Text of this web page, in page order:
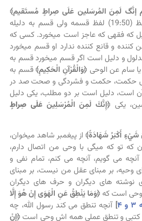
إنَّگ لَمِنَ المُرسَلین عَلَی صِراطٍ مُستَقیم﴾
لفظ (19:50) لفظ قسمه ولی قسم به دلیله
که فقهی که عاجز است میخورد. کسی که
کننده و قانع کننده ندارد او قسم میخورد
و دلیل است اگر قسم میخورد قسم به
یا سام عن الوحی ﴿وَالْقُرْآنِ الْحَكِيمِ﴾ قسم به
حکمت، حکمت و فشردگی و صحت صد در
است، دلیل است بر دو مطلب، یکی دلیل
یکی ﴿إِنَّكَ لَمِنَ الْمُرْسَلِينَ عَلَی صِراطٍ
شَيْءٍ أَكْبَرُ شَهَادَةً﴾ از پیغمبر شاهد میخوان،
که تو که میگی با وحی من اتصال دارم،
آنچه می گویم، آنچه می کنم، تمام نفی و
وحیه، بر مبنای عقل من نیست، بر مبنای
نوشته های دیگران و حرف های دیگران
وحی است که ﴿وَمَا يَنْطِقُ عَنِ الْهَوَى إِنْ هُوَ إِلَّا
۳ و ۴ ] آنچه تنطق می کند رسول الله، چه
کتبی و تنطق عملی همه اش وحی است ﴿إِنْ